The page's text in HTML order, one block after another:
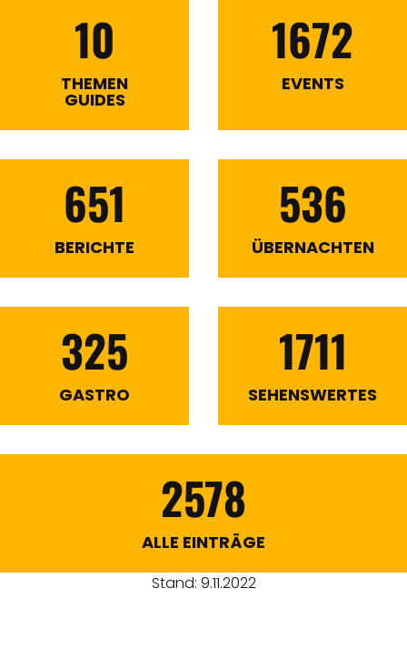
10
THEMEN
GUIDES
1672
EVENTS
651
BERICHTE
536
ÜBERNACHTEN
325
GASTRO
1711
SEHENSWERTES
2578
ALLE EINTRÄGE
Stand: 9.11.2022